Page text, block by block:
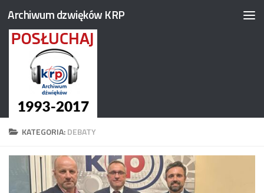
Przejdź do treści
Archiwum dzwięków KRP
KATEGORIA:DEBATY